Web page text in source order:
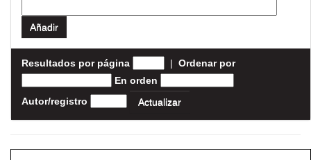
Resultados por página | Ordenar por
En orden
Autor/registro